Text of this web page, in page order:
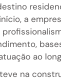
a
ao
na